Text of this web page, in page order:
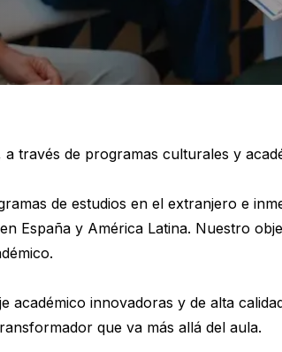
través de programas culturales y
de estudios en el extranjero e
España y América Latina. Nuestro
académico innovadoras y de alta
que va más allá del aula.